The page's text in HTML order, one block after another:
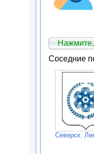
Соседние
Северск.